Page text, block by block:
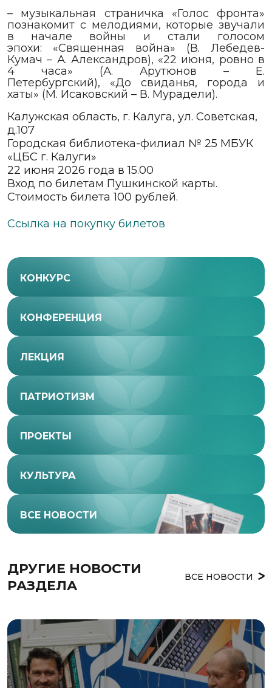
– музыкальная страничка «Голос фронта»
познакомит с мелодиями, которые звучали
в начале войны и стали голосом
эпохи: «Священная война» (В. Лебедев-
Кумач – А. Александров), «22 июня, ровно в
4 часа» (А. Арутюнов – Е.
Петербургский), «До свиданья, города и
хаты» (М. Исаковский – В. Мурадели).
Калужская область, г. Калуга, ул. Советская,
д.107
Городская библиотека-филиал № 25 МБУК
«ЦБС г. Калуги»
22 июня 2026 года в 15.00
Вход по билетам Пушкинской карты.
Стоимость билета 100 рублей.
Ссылка на покупку билетов
КОНКУРС
КОНФЕРЕНЦИЯ
ЛЕКЦИЯ
ПАТРИОТИЗМ
ПРОЕКТЫ
КУЛЬТУРА
ВСЕ НОВОСТИ
ДРУГИЕ НОВОСТИ
РАЗДЕЛА
ВСЕ НОВОСТИ